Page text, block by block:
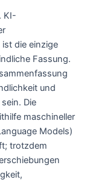
KI-
die einzige
Fassung.
und
Die
maschineller
Models)
trotzdem